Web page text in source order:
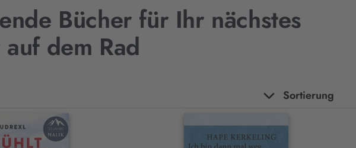
Bücher für Ihr nächstes
dem Rad
Sortierung